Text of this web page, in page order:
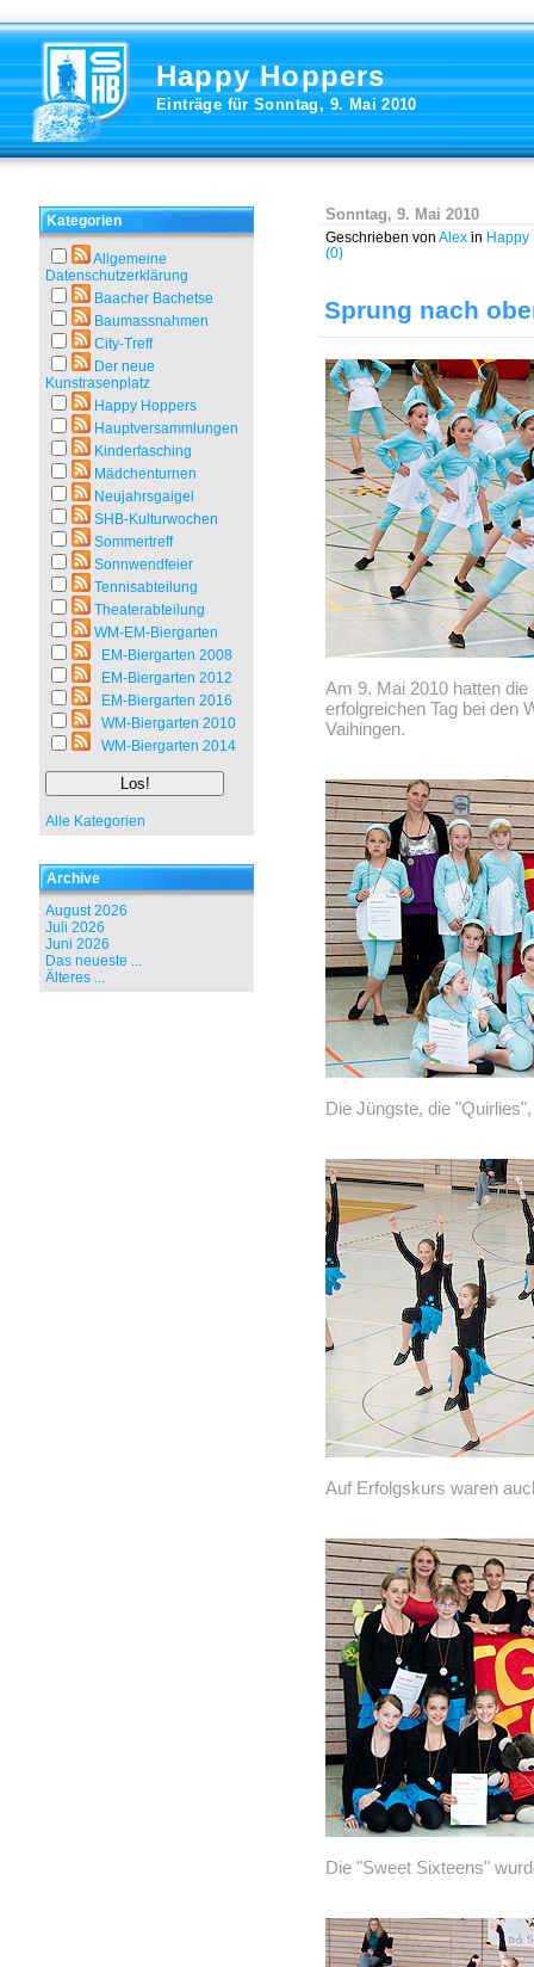
Happy Hoppers
Einträge für Sonntag, 9. Mai 2010
Kategorien
Allgemeine
Datenschutzerklärung
Baacher Bachetse
Baumassnahmen
City-Treff
Der neue
Kunstrasenplatz
Happy Hoppers
Hauptversammlungen
Kinderfasching
Mädchenturnen
Neujahrsgaigel
SHB-Kulturwochen
Sommertreff
Sonnwendfeier
Tennisabteilung
Theaterabteilung
WM-EM-Biergarten
EM-Biergarten 2008
EM-Biergarten 2012
EM-Biergarten 2016
WM-Biergarten 2010
WM-Biergarten 2014
Alle Kategorien
Archive
August 2026
Juli 2026
Juni 2026
Das neueste ...
Älteres ...
Sonntag, 9. Mai 2010
Geschrieben von Alex in Happy
(0)
Sprung nach
Am 9. Mai 2010 hatten
erfolgreichen Tag bei den
Vaihingen.
Die Jüngste, die
Auf Erfolgskurs waren
Die "Sweet Sixteens"